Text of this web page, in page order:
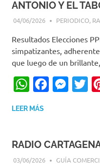
ANTONIO Y EL
04/06/2026 EDITOR-RET
PERIODICO,
Resultados Elecciones
simpatizantes,
que luego de un
LEER MÁS
RADIO
03/06/2026 EDITOR-RET
GUÍA